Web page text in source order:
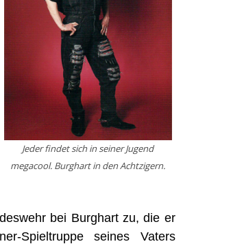
Jeder findet sich in seiner Jugend
megacool. Burghart in den Achtzigern.
bei Burghart zu, die er
Spieltruppe seines Vaters